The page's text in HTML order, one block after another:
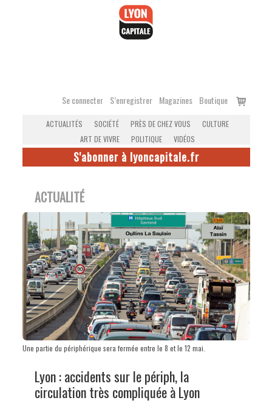
Se connecter S’enregistrer Magazines Boutique
Voir
ACTUALITÉS SOCIÉTÉ PRÈS DE CHEZ VOUS
CULTURE
ART DE VIVRE
POLITIQUE VIDÉOS
S'abonner à lyoncapitale.fr
ACTUALITÉ
Une partie du périphérique sera fermée entre le 8 et le 12 mai.
Lyon : accidents sur le périph, la
circulation très compliquée à Lyon